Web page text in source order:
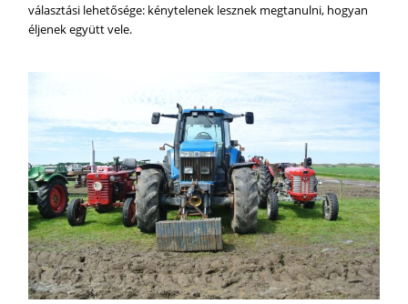
választási lehetősége: kénytelenek lesznek megtanulni, hogyan
éljenek együtt vele.